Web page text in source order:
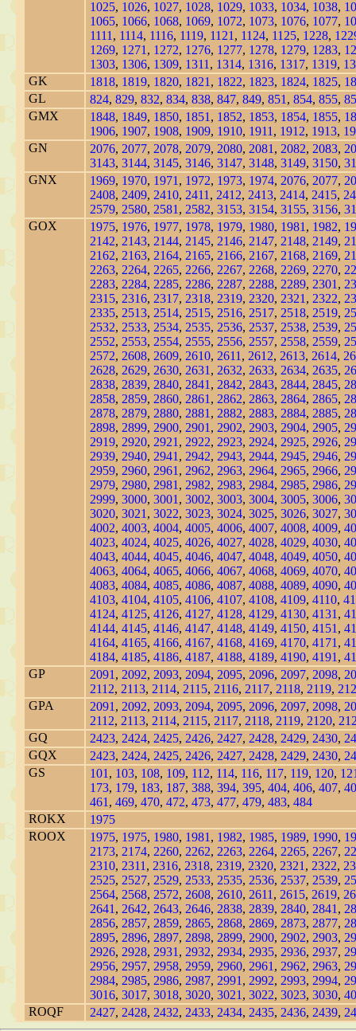
1025, 1026, 1027, 1028, 1029, 1033, 1034, 1038,
1065, 1066, 1068, 1069, 1072, 1073, 1076, 1077,
1111 , 1114, 1116, 1119, 1121 , 1124, 1125, 1228,
1269, 1271 , 1272, 1276, 1277, 1278, 1279, 1283,
1303, 1306, 1309, 1311 , 1314, 1316, 1317, 1319,
GK
1818, 1819, 1820, 1821 , 1822, 1823, 1824, 1825,
GL
824, 829, 832, 834, 838, 847, 849, 851 , 854, 855,
GMX
1848, 1849, 1850, 1851 , 1852, 1853, 1854, 1855,
1906, 1907, 1908, 1909, 1910, 1911 , 1912, 1913,
GN
2076, 2077, 2078, 2079, 2080, 2081 , 2082, 2083,
3143, 3144, 3145, 3146, 3147, 3148, 3149, 3150,
GNX
1969, 1970, 1971 , 1972, 1973, 1974, 2076, 2077,
2408, 2409, 2410, 2411 , 2412, 2413, 2414, 2415,
2579, 2580, 2581 , 2582, 3153, 3154, 3155, 3156,
GOX
1975, 1976, 1977, 1978, 1979, 1980, 1981 , 1982,
2142, 2143, 2144, 2145, 2146, 2147, 2148, 2149,
2162, 2163, 2164, 2165, 2166, 2167, 2168, 2169,
2263, 2264, 2265, 2266, 2267, 2268, 2269, 2270,
2283, 2284, 2285, 2286, 2287, 2288, 2289, 2301 ,
2315, 2316, 2317, 2318, 2319, 2320, 2321 , 2322,
2335, 2513, 2514, 2515, 2516, 2517, 2518, 2519,
2532, 2533, 2534, 2535, 2536, 2537, 2538, 2539,
2552, 2553, 2554, 2555, 2556, 2557, 2558, 2559,
2572, 2608, 2609, 2610, 2611 , 2612, 2613, 2614,
2628, 2629, 2630, 2631 , 2632, 2633, 2634, 2635,
2838, 2839, 2840, 2841 , 2842, 2843, 2844, 2845,
2858, 2859, 2860, 2861 , 2862, 2863, 2864, 2865,
2878, 2879, 2880, 2881 , 2882, 2883, 2884, 2885,
2898, 2899, 2900, 2901 , 2902, 2903, 2904, 2905,
2919, 2920, 2921 , 2922, 2923, 2924, 2925, 2926,
2939, 2940, 2941 , 2942, 2943, 2944, 2945, 2946,
2959, 2960, 2961 , 2962, 2963, 2964, 2965, 2966,
2979, 2980, 2981 , 2982, 2983, 2984, 2985, 2986,
2999, 3000, 3001 , 3002, 3003, 3004, 3005, 3006,
3020, 3021 , 3022, 3023, 3024, 3025, 3026, 3027,
4002, 4003, 4004, 4005, 4006, 4007, 4008, 4009,
4023, 4024, 4025, 4026, 4027, 4028, 4029, 4030,
4043, 4044, 4045, 4046, 4047, 4048, 4049, 4050,
4063, 4064, 4065, 4066, 4067, 4068, 4069, 4070,
4083, 4084, 4085, 4086, 4087, 4088, 4089, 4090,
4103, 4104, 4105, 4106, 4107, 4108, 4109, 4110,
4124, 4125, 4126, 4127, 4128, 4129, 4130, 4131 ,
4144, 4145, 4146, 4147, 4148, 4149, 4150, 4151 ,
4164, 4165, 4166, 4167, 4168, 4169, 4170, 4171 ,
4184, 4185, 4186, 4187, 4188, 4189, 4190, 4191 ,
GP
2091 , 2092, 2093, 2094, 2095, 2096, 2097, 2098,
2112, 2113, 2114, 2115, 2116, 2117, 2118, 2119,
GPA
2091 , 2092, 2093, 2094, 2095, 2096, 2097, 2098,
2112, 2113, 2114, 2115, 2117, 2118, 2119, 2120,
GQ
2423, 2424, 2425, 2426, 2427, 2428, 2429, 2430,
GQX
2423, 2424, 2425, 2426, 2427, 2428, 2429, 2430,
GS
101 , 103, 108, 109, 112, 114, 116, 117, 119, 120,
173, 179, 183, 187, 388, 394, 395, 404, 406, 407,
461 , 469, 470, 472, 473, 477, 479, 483, 484
ROKX
1975
ROOX
1975, 1975, 1980, 1981 , 1982, 1985, 1989, 1990,
2173, 2174, 2260, 2262, 2263, 2264, 2265, 2267,
2310, 2311 , 2316, 2318, 2319, 2320, 2321 , 2322,
2525, 2527, 2529, 2533, 2535, 2536, 2537, 2539,
2564, 2568, 2572, 2608, 2610, 2611 , 2615, 2619,
2641 , 2642, 2643, 2646, 2838, 2839, 2840, 2841 ,
2856, 2857, 2859, 2865, 2868, 2869, 2873, 2877,
2895, 2896, 2897, 2898, 2899, 2900, 2902, 2903,
2926, 2928, 2931 , 2932, 2934, 2935, 2936, 2937,
2956, 2957, 2958, 2959, 2960, 2961 , 2962, 2963,
2984, 2985, 2986, 2987, 2991 , 2992, 2993, 2994,
3016, 3017, 3018, 3020, 3021 , 3022, 3023, 3030,
ROQF
2427, 2428, 2432, 2433, 2434, 2435, 2436, 2439,